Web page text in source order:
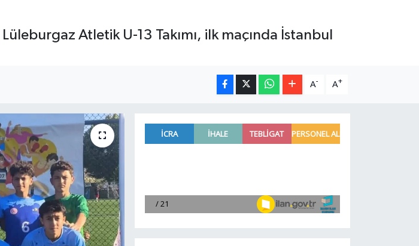
Atletik U-13 Takımı, ilk maçında İstanbul
A- A+